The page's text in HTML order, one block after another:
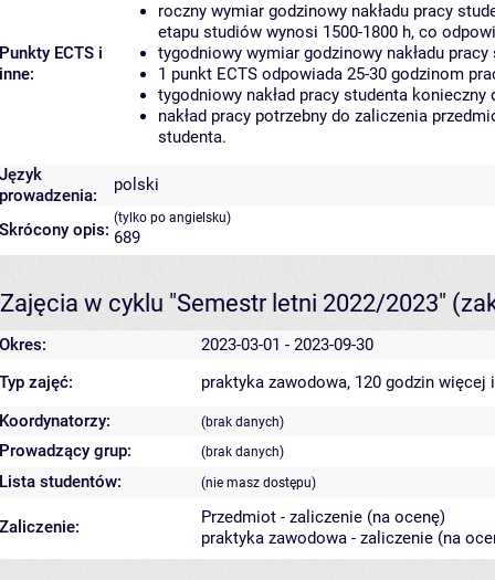
Punkty ECTS i
inne:
roczny wymiar godzinowy nakładu pracy
etapu studiów wynosi 1500-1800 h, co
tygodniowy wymiar godzinowy nakładu
1 punkt ECTS odpowiada 25-30 godzinom
tygodniowy nakład pracy studenta
nakład pracy potrzebny do zaliczenia
studenta.
Język
prowadzenia:
polski
Skrócony opis:
(tylko po angielsku)
689
Zajęcia w cyklu "Semestr letni 2022/2023"
Okres:
2023-03-01 - 2023-09-30
Typ zajęć:
praktyka zawodowa, 120 godzin więcej
Koordynatorzy:
(brak danych)
Prowadzący grup: (brak danych)
Lista studentów: (nie masz dostępu)
Zaliczenie:
Przedmiot - zaliczenie (na ocenę)
praktyka zawodowa - zaliczenie (na